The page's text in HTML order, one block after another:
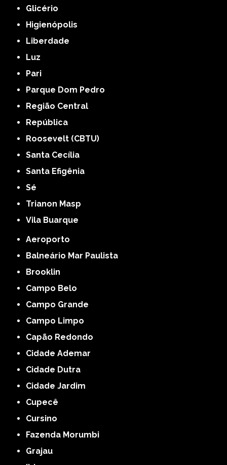
Glicério
Higienópolis
Liberdade
Luz
Pari
Parque Dom Pedro
Região Central
República
Roosevelt (CBTU)
Santa Cecília
Santa Efigênia
Sé
Trianon Masp
Vila Buarque
Aeroporto
Balneário Mar Paulista
Brooklin
Campo Belo
Campo Grande
Campo Limpo
Capão Redondo
Cidade Ademar
Cidade Dutra
Cidade Jardim
Cupecê
Cursino
Fazenda Morumbi
Grajau